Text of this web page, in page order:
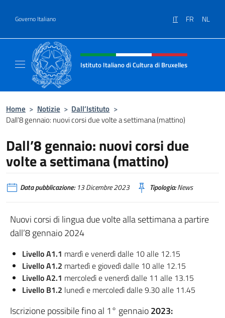
Governo Italiano IT FR NL
Intestazione sito, social e menù
Istituto Italiano di Cultura di Bruxelles
Home > Notizie > Dall’Istituto >
Dall’8 gennaio: nuovi corsi due volte a settimana (mattino)
Dall’8 gennaio: nuovi corsi due
volte a settimana (mattino)
Data pubblicazione:13 Dicembre 2023 Tipologia:News
Nuovi corsi di lingua due volte alla settimana a partire
dall’8 gennaio 2024
Livello A1.1 mardì e venerdì dalle 10 alle 12.15
Livello A1.2 martedì e giovedì dalle 10 alle 12.15
Livello A2.1 mercoledì e venerdì dalle 11 alle 13.15
Livello B1.2 lunedì e mercoledì dalle 9.30 alle 11.45
Iscrizione possibile fino al 1° gennaio2023: